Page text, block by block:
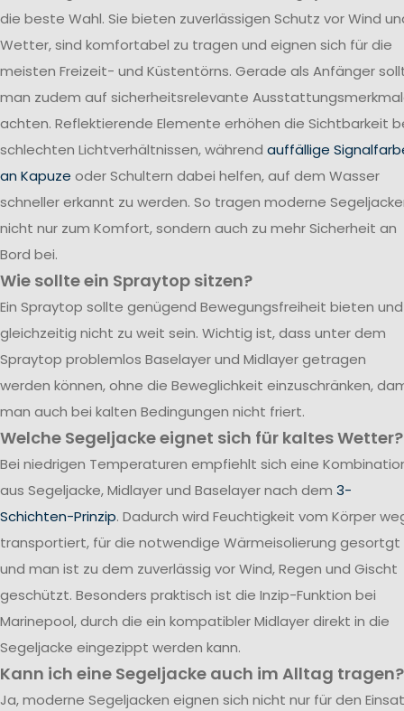
die beste Wahl. Sie bieten zuverlässigen Schutz vor Wind
Wetter, sind komfortabel zu tragen und eignen sich für die
meisten Freizeit- und Küstentörns. Gerade als Anfänger
man zudem auf sicherheitsrelevante
achten. Reflektierende Elemente erhöhen die Sichtbarkeit
schlechten Lichtverhältnissen, während auffällige
an Kapuze oder Schultern dabei helfen, auf dem Wasser
schneller erkannt zu werden. So tragen moderne
nicht nur zum Komfort, sondern auch zu mehr Sicherheit an
Bord bei.
Wie sollte ein Spraytop sitzen?
Ein Spraytop sollte genügend Bewegungsfreiheit bieten und
gleichzeitig nicht zu weit sein. Wichtig ist, dass unter dem
Spraytop problemlos Baselayer und Midlayer getragen
werden können, ohne die Beweglichkeit einzuschränken,
man auch bei kalten Bedingungen nicht friert.
Welche Segeljacke eignet sich für kaltes Wetter?
Bei niedrigen Temperaturen empfiehlt sich eine
aus Segeljacke, Midlayer und Baselayer nach dem 3-
Schichten-Prinzip. Dadurch wird Feuchtigkeit vom Körper
transportiert, für die notwendige Wärmeisolierung gesortgt
und man ist zu dem zuverlässig vor Wind, Regen und Gischt
geschützt. Besonders praktisch ist die Inzip-Funktion bei
Marinepool, durch die ein kompatibler Midlayer direkt in die
Segeljacke eingezippt werden kann.
Kann ich eine Segeljacke auch im Alltag tragen?
Ja, moderne Segeljacken eignen sich nicht nur für den